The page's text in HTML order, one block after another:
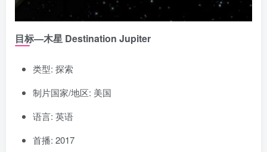
目标—木星 Destination Jupiter
类型: 探索
制片国家/地区: 美国
语言: 英语
首播: 2017